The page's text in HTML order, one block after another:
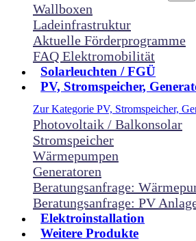
Wallboxen
Ladeinfrastruktur
Aktuelle Förderprogramme
FAQ Elektromobilität
Solarleuchten / FGÜ
PV, Stromspeicher,
Zur Kategorie PV, Stromspeicher,
Photovoltaik / Balkonsolar
Stromspeicher
Wärmepumpen
Generatoren
Beratungsanfrage:
Beratungsanfrage: PV
Elektroinstallation
Weitere Produkte